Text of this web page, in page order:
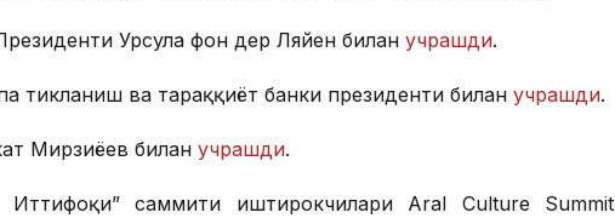
Урсула фон дер Ляйен билан учрашди.
тикланиш ва тараққиёт банки президенти билан учрашди.
Мирзиёев билан учрашди.
саммити иштирокчилари Aral Culture Summit